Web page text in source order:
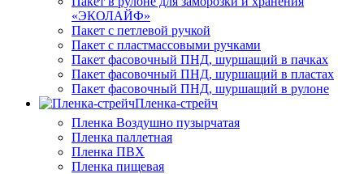
«ЭКОЛАЙФ»
Пакет с петлевой ручкой
Пакет с пластмассовыми ручками
Пакет фасовочный ПНД, шуршащий в пачках
Пакет фасовочный ПНД, шуршащий в пластах
Пакет фасовочный ПНД, шуршащий в рулоне
Пленка-стрейч
Пленка Воздушно пузырчатая
Пленка паллетная
Пленка ПВХ
Пленка пищевая